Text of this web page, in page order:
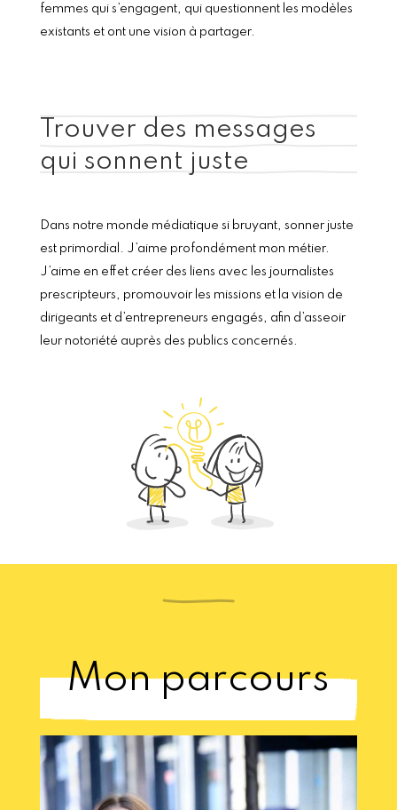
femmes qui s’engagent, qui questionnent les modèles
existants et ont une vision à partager.
Trouver des messages
qui sonnent juste
Dans notre monde médiatique si bruyant, sonner juste
est primordial. J’aime profondément mon métier.
J’aime en effet créer des liens avec les journalistes
prescripteurs, promouvoir les missions et la vision de
dirigeants et d’entrepreneurs engagés, afin d’asseoir
leur notoriété auprès des publics concernés.
Mon parcours